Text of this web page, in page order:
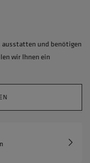
ausstatten und benötigen
wir Ihnen ein